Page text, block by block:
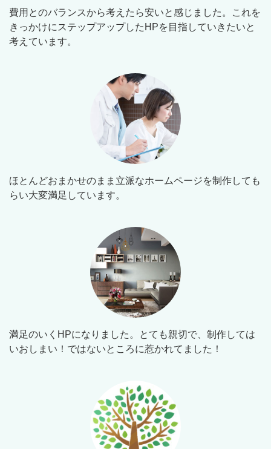
費用とのバランスから考えたら安いと感じました。これを
きっかけにステップアップしたHPを目指していきたいと
考えています。
ほとんどおまかせのまま立派なホームページを制作しても
らい大変満足しています。
満足のいくHPになりました。とても親切で、制作しては
いおしまい！ではないところに惹かれてました！